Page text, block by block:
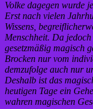
Volke dagegen wurde
Erst nach vielen
Wissens,
Menschheit. Da
gesetzmäßig magisch
Brocken nur vom
demzufolge auch nur
Deshalb ist das
heutigen Tage ein
wahren magischen